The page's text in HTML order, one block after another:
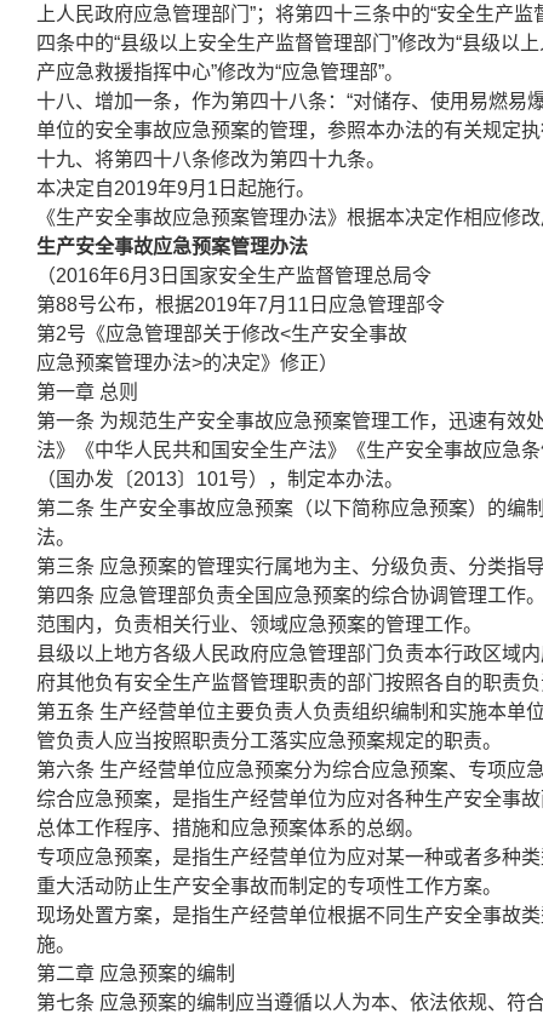
上人民政府应急管理部门”；将第四十三条中的“安全生产
四条中的“县级以上安全生产监督管理部门”修改为“县级以
产应急救援指挥中心”修改为“应急管理部”。
十八、增加一条，作为第四十八条：“对储存、使用易燃
单位的安全事故应急预案的管理，参照本办法的有关规定执
十九、将第四十八条修改为第四十九条。
本决定自2019年9月1日起施行。
《生产安全事故应急预案管理办法》根据本决定作相应修
生产安全事故应急预案管理办法
（2016年6月3日国家安全生产监督管理总局令
第88号公布，根据2019年7月11日应急管理部令
第2号《应急管理部关于修改<生产安全事故
应急预案管理办法>的决定》修正）
第一章 总则
第一条 为规范生产安全事故应急预案管理工作，迅速有效
法》《中华人民共和国安全生产法》《生产安全事故应急
（国办发〔2013〕101号），制定本办法。
第二条 生产安全事故应急预案（以下简称应急预案）的编
法。
第三条 应急预案的管理实行属地为主、分级负责、分类指
第四条 应急管理部负责全国应急预案的综合协调管理工作
范围内，负责相关行业、领域应急预案的管理工作。
县级以上地方各级人民政府应急管理部门负责本行政区域
府其他负有安全生产监督管理职责的部门按照各自的职责
第五条 生产经营单位主要负责人负责组织编制和实施本单
管负责人应当按照职责分工落实应急预案规定的职责。
第六条 生产经营单位应急预案分为综合应急预案、专项应
综合应急预案，是指生产经营单位为应对各种生产安全事
总体工作程序、措施和应急预案体系的总纲。
专项应急预案，是指生产经营单位为应对某一种或者多种
重大活动防止生产安全事故而制定的专项性工作方案。
现场处置方案，是指生产经营单位根据不同生产安全事故
施。
第二章 应急预案的编制
第七条 应急预案的编制应当遵循以人为本、依法依规、符